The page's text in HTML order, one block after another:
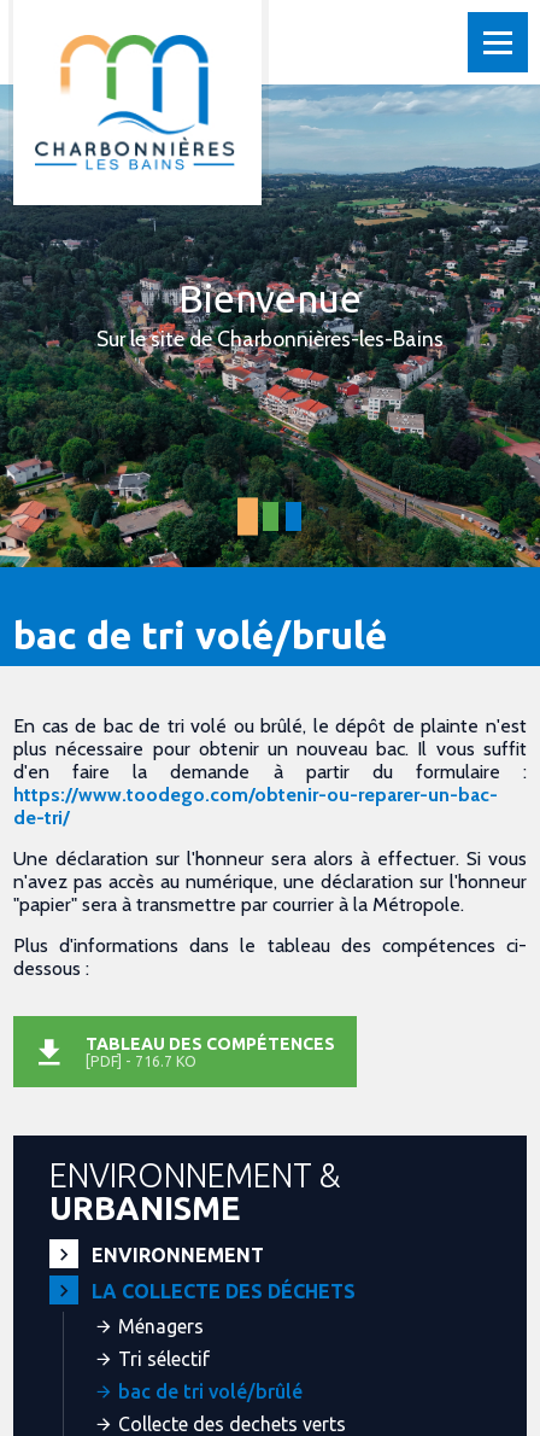
Bienvenue
Sur le site de Charbonnières-les-Bains
bac de tri volé/brulé
En cas de bac de tri volé ou brûlé, le dépôt de plainte n'est
plus nécessaire pour obtenir un nouveau bac. Il vous suffit
d'en faire la demande à partir du formulaire :
https://www.toodego.com/obtenir-ou-reparer-un-bac-
de-tri/
Une déclaration sur l'honneur sera alors à effectuer. Si vous
n'avez pas accès au numérique, une déclaration sur l'honneur
"papier" sera à transmettre par courrier à la Métropole.
Plus d'informations dans le tableau des compétences ci-
dessous :
TABLEAU DES COMPÉTENCES
[PDF] - 716.7 KO
ENVIRONNEMENT &
URBANISME
ENVIRONNEMENT
LA COLLECTE DES DÉCHETS
Ménagers
Tri sélectif
bac de tri volé/brûlé
Collecte des dechets verts